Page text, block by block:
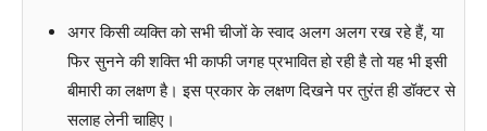
अगर किसी व्यक्ति को सभी चीजों के स्वाद अलग अलग रख रहे हैं, या
फिर सुनने की शक्ति भी काफी जगह प्रभावित हो रही है तो यह भी इसी
बीमारी का लक्षण है। इस प्रकार के लक्षण दिखने पर तुरंत ही डॉक्टर से
सलाह लेनी चाहिए।